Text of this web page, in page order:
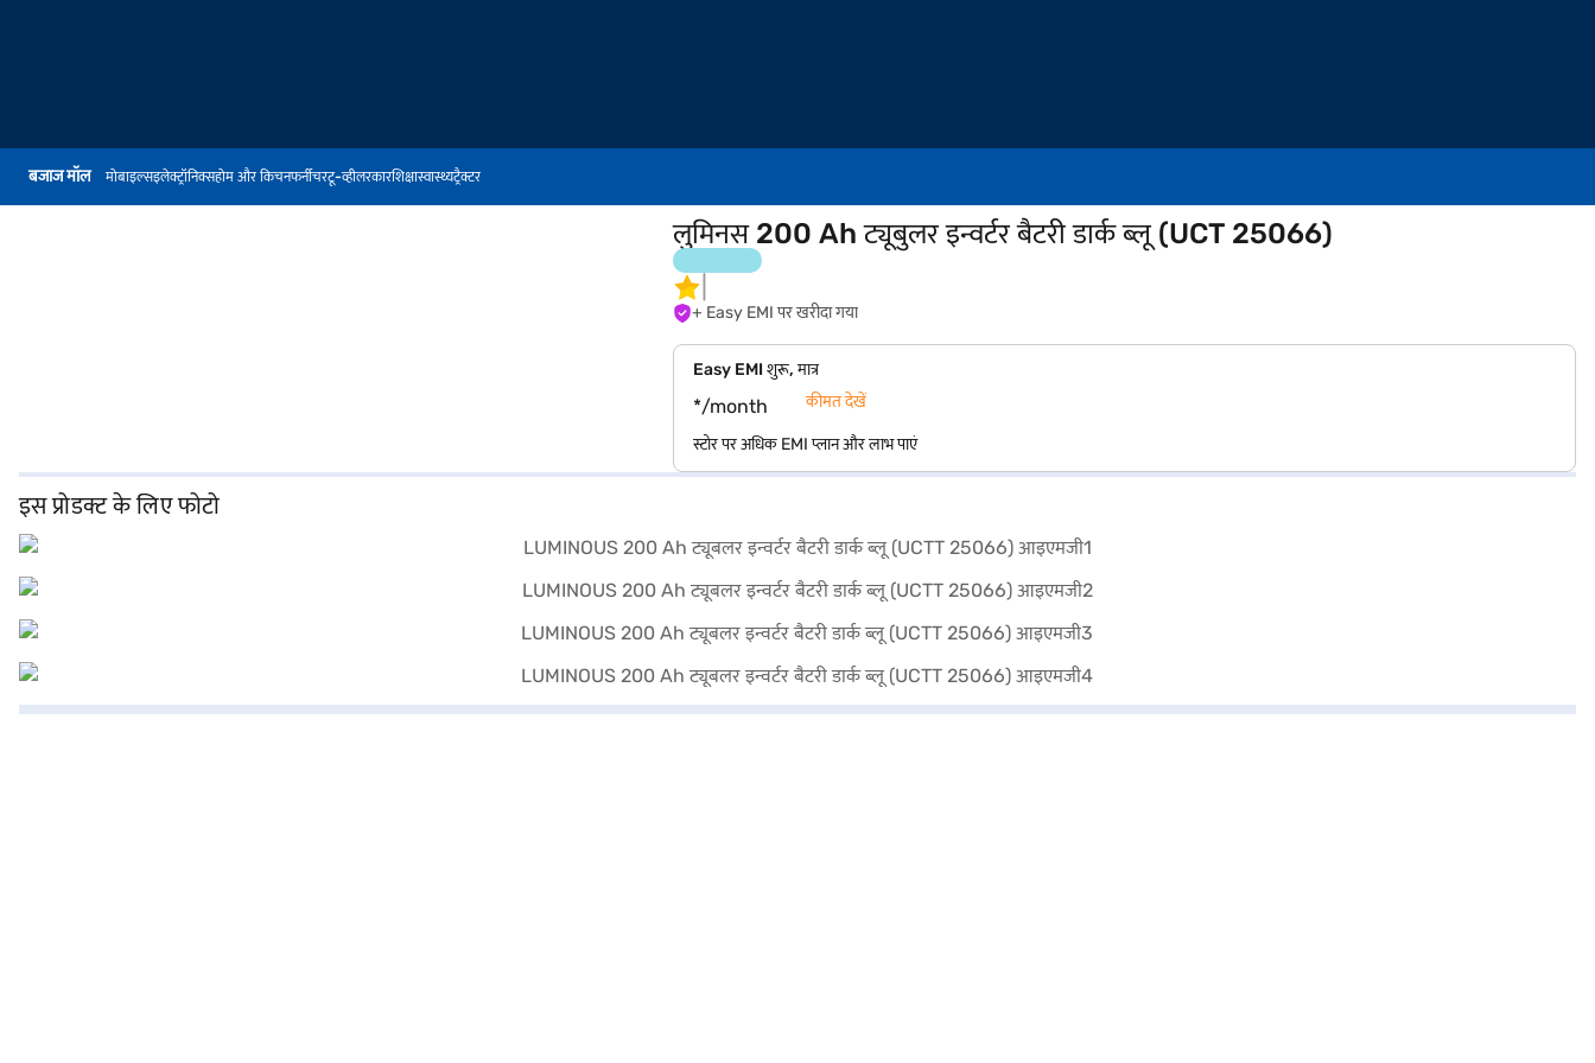
बजाज मॉल मोबाइल्सइलेक्ट्रॉनिक्सहोम और किचनफर्नीचरटू-व्हीलरकारशिक्षास्वास्थ्यट्रैक्टर
लुमिनस 200 Ah ट्यूबुलर इन्वर्टर बैटरी डार्क ब्लू (UCT 25066)
+ Easy EMI पर खरीदा गया
Easy EMI शुरू, मात्र
*/month कीमत देखें
स्टोर पर अधिक EMI प्लान और लाभ पाएं
इस प्रोडक्ट के लिए फोटो